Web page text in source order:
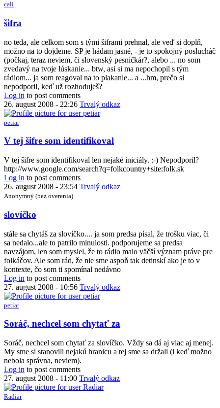
cali
In
reply
Je
to
poriadne
dlhý
článok,
by
petiar
šifra
no teda, ale celkom som s tými šiframi prehnal, ale veď si doplň,
možno na to dojdeme. SP je hádam jasné, - je to spokojný poslucháč
(počkaj, teraz neviem, či slovenský pesničkár?, alebo ... no som
zvedavý na tvoje lúskanie... btw, asi si ma nepochopil s tým
rádiom... ja som reagoval na to plakanie... a ...hm, prečo si
nepodporil, keď už rozhoduješ?
Log in to post comments
26. august 2008 - 22:26 Trvalý odkaz
petiar
In
reply
to
šifra
by
cali
V tej šifre som identifikoval
V tej šifre som identifikoval len nejaké iniciály. :-) Nepodporil?
http://www.google.com/search?q=folkcountry+site:folk.sk
Log in to post comments
26. august 2008 - 23:54 Trvalý odkaz
Anonymný (bez overenia)
In
reply
to
V
tej
šifre
som
identifikoval
by
petiar
slovíčko
stále sa chytáš za slovíčko.... ja som predsa písal, že trošku viac, či
sa nedalo...ale to patrilo minulosti. podporujeme sa predsa
navzájom, len som myslel, že to rádio malo väčší význam práve pre
folkáčov. Ale som rád, že nie sme aspoň tak detinskí ako je to v
kontexte, čo som ti spomínal nedávno
Log in to post comments
27. august 2008 - 10:56 Trvalý odkaz
petiar
In
reply
to
slovíčko
by
Anonymný
(bez
overenia)
Soráč, nechcel som chytať za
Soráč, nechcel som chytať za slovíčko. Vždy sa dá aj viac aj menej.
My sme si stanovili nejakú hranicu a tej sme sa držali (i keď možno
nebola správna, neviem).
Log in to post comments
27. august 2008 - 11:00 Trvalý odkaz
Radiar